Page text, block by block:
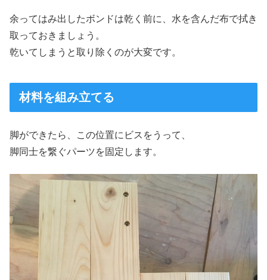
余ってはみ出したボンドは乾く前に、水を含んだ布で拭き
取っておきましょう。
乾いてしまうと取り除くのが大変です。
材料を組み立てる
脚ができたら、この位置にビスをうって、
脚同士を繋ぐパーツを固定します。